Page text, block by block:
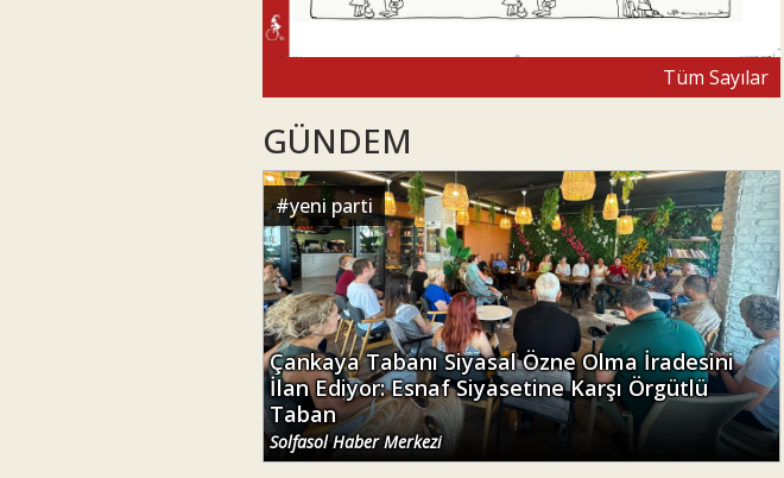
Tüm Sayılar
GÜNDEM
#yeni parti
Çankaya Tabanı Siyasal Özne Olma İradesini
İlan Ediyor: Esnaf Siyasetine Karşı Örgütlü
Taban
Solfasol Haber Merkezi